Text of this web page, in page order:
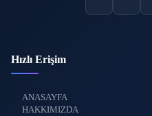
Hızlı Erişim
ANASAYFA
HAKKIMIZDA